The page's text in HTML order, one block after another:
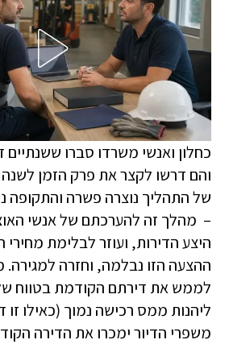
כחלון ואנשי משרדו סברו ששנתיים
והם דרשו לקצר את פרק הזמן
של התהליך נוצרה פשרה והתקופה
– מהלך זה להערכתם של אנשי
היצע הדירות, ועוזר לבלימת
ההצעה הזו נבלמה, וחזרה למגירה.
לממש את דירתם הקודמת בטווח של
ליהנות ממס רכישה נמוך (כאילו
משפרי הדיור ימכרו את הדירה